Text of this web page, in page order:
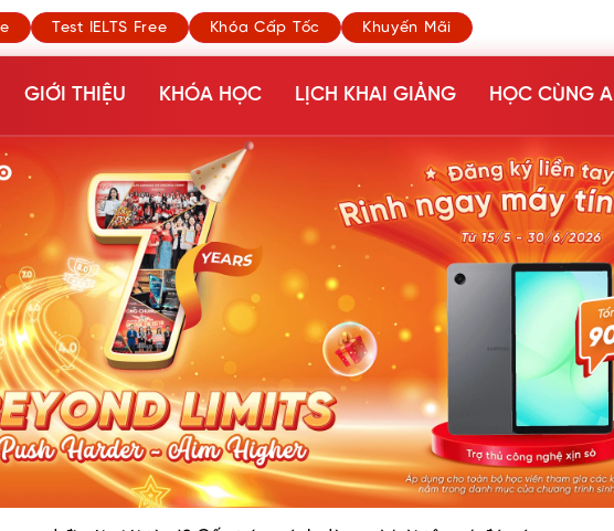
Test IELTS Free Khóa Cấp Tốc Khuyến Mãi
GIỚI THIỆU KHÓA HỌC LỊCH KHAI GIẢNG HỌC CÙNG AI